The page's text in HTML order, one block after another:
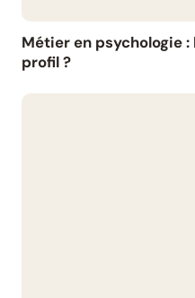
Métier en psychologie
profil ?